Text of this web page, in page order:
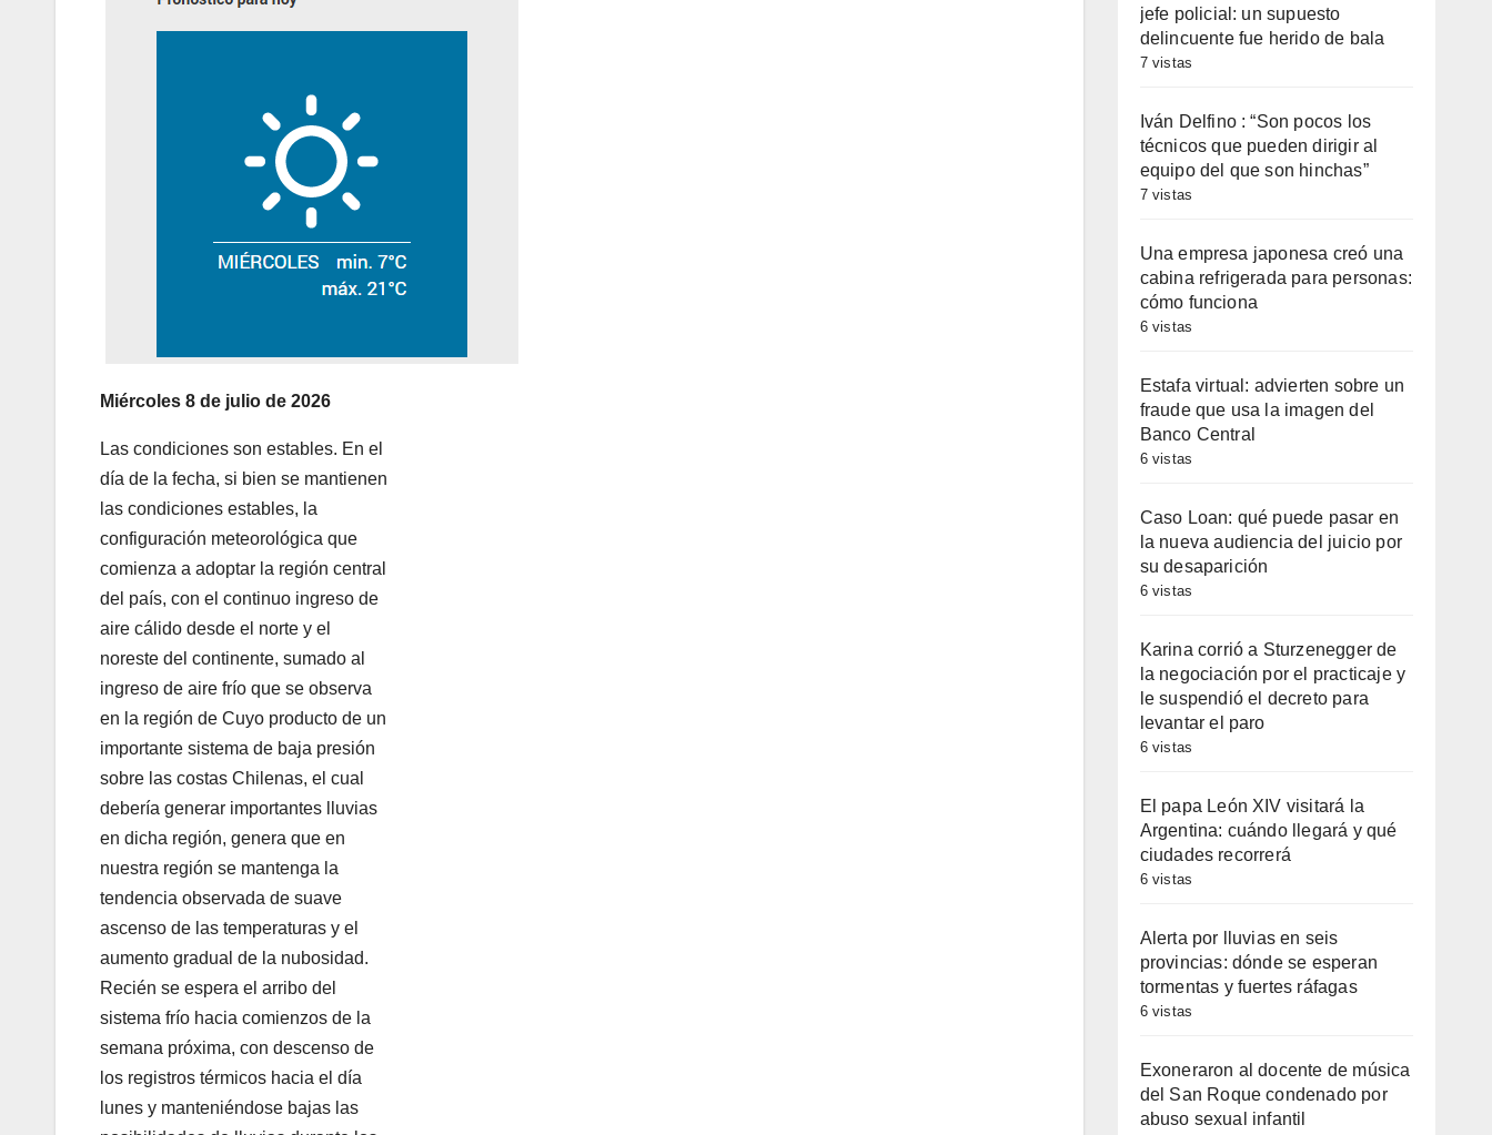
Miércoles 8 de julio de 2026
Las condiciones son estables. En el
día de la fecha, si bien se mantienen
las condiciones estables, la
configuración meteorológica que
comienza a adoptar la región central
del país, con el continuo ingreso de
aire cálido desde el norte y el
noreste del continente, sumado al
ingreso de aire frío que se observa
en la región de Cuyo producto de un
importante sistema de baja presión
sobre las costas Chilenas, el cual
debería generar importantes lluvias
en dicha región, genera que en
nuestra región se mantenga la
tendencia observada de suave
ascenso de las temperaturas y el
aumento gradual de la nubosidad.
Recién se espera el arribo del
sistema frío hacia comienzos de la
semana próxima, con descenso de
los registros térmicos hacia el día
lunes y manteniéndose bajas las
jefe policial: un supuesto
delincuente fue herido de bala
7 vistas
Iván Delfino : “Son pocos los
técnicos que pueden dirigir al
equipo del que son hinchas”
7 vistas
Una empresa japonesa creó una
cabina refrigerada para personas:
cómo funciona
6 vistas
Estafa virtual: advierten sobre un
fraude que usa la imagen del
Banco Central
6 vistas
Caso Loan: qué puede pasar en
la nueva audiencia del juicio por
su desaparición
6 vistas
Karina corrió a Sturzenegger de
la negociación por el practicaje y
le suspendió el decreto para
levantar el paro
6 vistas
El papa León XIV visitará la
Argentina: cuándo llegará y qué
ciudades recorrerá
6 vistas
Alerta por lluvias en seis
provincias: dónde se esperan
tormentas y fuertes ráfagas
6 vistas
Exoneraron al docente de música
del San Roque condenado por
abuso sexual infantil